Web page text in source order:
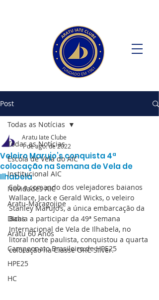
Post
Todas as Notícias
Escola de Vela do AIC
Institucional AIC
Novidades AIC
Aratu-Maragojipe
Dicas
Aratu 60 Anos
Campeonato Brasileiro de HPE25
HPE25
HC
Todas as Notícias
Veleiro Marujo’s conquista 4ª
colocação na Semana de Vela de
Ilhabela
Aratu Iate Clube
1 de ago. de 2022
Sob o comando dos velejadores baianos
Wallace, Jack e Gerald Wicks, o veleiro
Stanley Marujo’s, a única embarcação da
Bahia a participar da 49ª Semana
Internacional de Vela de Ilhabela, no
litoral norte paulista, conquistou a quarta
colocação na Classe ORC Silver.